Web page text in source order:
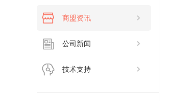
商盟资讯
公司新闻
技术支持